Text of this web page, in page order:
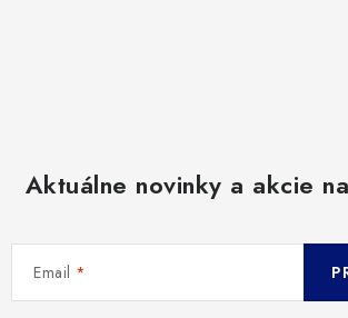
Aktuálne novinky a akcie
Email